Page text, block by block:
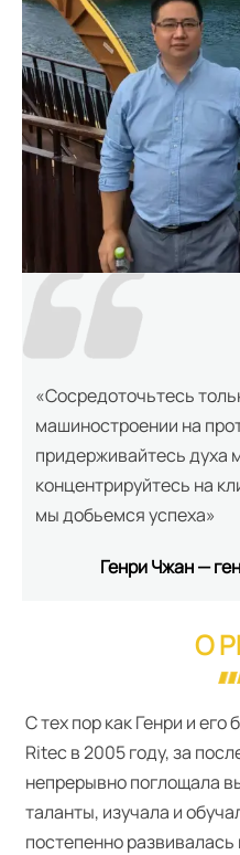
«Сосредоточьтесь
машиностроении на
придерживайтесь духа
концентрируйтесь на
мы добьемся успеха»
Генри Чжан —
О
С тех пор как Генри и
Ritec в 2005 году, за
непрерывно поглощала
таланты, изучала и
постепенно